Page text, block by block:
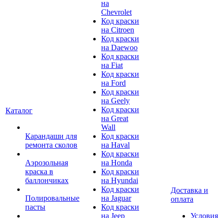
Каталог
Карандаши для
ремонта сколов
Аэрозольная
краска в
баллончиках
Полировальные
пасты
на
Chevrolet
Код краски
на Citroen
Код краски
на Daewoo
Код краски
на Fiat
Код краски
на Ford
Код краски
на Geely
Код краски
на Great
Wall
Код краски
на Haval
Код краски
на Honda
Код краски
на Hyundai
Код краски
на Jaguar
Код краски
на Jeep
Доставка и
оплата
Условия